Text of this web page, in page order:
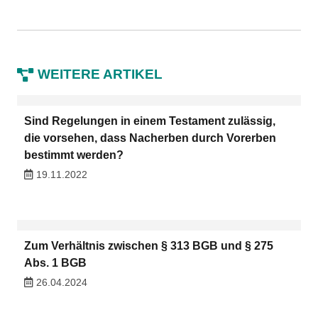
WEITERE ARTIKEL
Sind Regelungen in einem Testament zulässig,
die vorsehen, dass Nacherben durch Vorerben
bestimmt werden?
19.11.2022
Zum Verhältnis zwischen § 313 BGB und § 275
Abs. 1 BGB
26.04.2024